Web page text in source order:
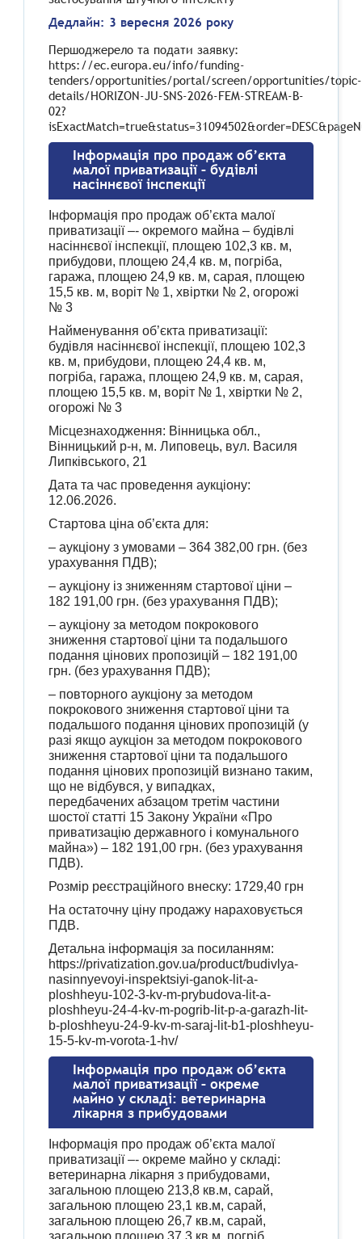
Дедлайн: 3 вересня 2026 року
Першоджерело та подати заявку:
https://ec.europa.eu/info/funding-
tenders/opportunities/portal/screen/opportunities/topic-
details/HORIZON-JU-SNS-2026-FEM-STREAM-B-
02?
Інформація про продаж об’єкта
малої приватизації – будівлі
насіннєвої інспекції
Інформація про продаж об’єкта малої
приватизації –- окремого майна – будівлі
насіннєвої інспекції, площею 102,3 кв. м,
прибудови, площею 24,4 кв. м, погріба,
гаража, площею 24,9 кв. м, сарая, площею
15,5 кв. м, воріт № 1, хвіртки № 2, огорожі
№ 3
Найменування об’єкта приватизації:
будівля насіннєвої інспекції, площею 102,3
кв. м, прибудови, площею 24,4 кв. м,
погріба, гаража, площею 24,9 кв. м, сарая,
площею 15,5 кв. м, воріт № 1, хвіртки № 2,
огорожі № 3
Місцезнаходження: Вінницька обл.,
Вінницький р-н, м. Липовець, вул. Василя
Липківського, 21
Дата та час проведення аукціону:
12.06.2026.
Стартова ціна об’єкта для:
– аукціону з умовами – 364 382,00 грн. (без
урахування ПДВ);
– аукціону із зниженням стартової ціни –
182 191,00 грн. (без урахування ПДВ);
– аукціону за методом покрокового
зниження стартової ціни та подальшого
подання цінових пропозицій – 182 191,00
грн. (без урахування ПДВ);
– повторного аукціону за методом
покрокового зниження стартової ціни та
подальшого подання цінових пропозицій (у
разі якщо аукціон за методом покрокового
зниження стартової ціни та подальшого
подання цінових пропозицій визнано таким,
що не відбувся, у випадках,
передбачених абзацом третім частини
шостої статті 15 Закону України «Про
приватизацію державного і комунального
майна») – 182 191,00 грн. (без урахування
ПДВ).
Розмір реєстраційного внеску: 1729,40 грн
На остаточну ціну продажу нараховується
ПДВ.
Детальна інформація за посиланням:
https://privatization.gov.ua/product/budivlya-
nasinnyevoyi-inspektsiyi-ganok-lit-a-
ploshheyu-102-3-kv-m-prybudova-lit-a-
ploshheyu-24-4-kv-m-pogrib-lit-p-a-garazh-lit-
b-ploshheyu-24-9-kv-m-saraj-lit-b1-ploshheyu-
15-5-kv-m-vorota-1-hv/
Інформація про продаж об’єкта
малої приватизації – окреме
майно у складі: ветеринарна
лікарня з прибудовами
Інформація про продаж об’єкта малої
приватизації –- окреме майно у складі:
ветеринарна лікарня з прибудовами,
загальною площею 213,8 кв.м, сарай,
загальною площею 23,1 кв.м, сарай,
загальною площею 26,7 кв.м, сарай,